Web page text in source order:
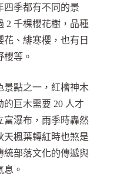
四季都有不同的景
2 千棵櫻花樹，品種
、緋寒櫻，也有日
等。
景點之一，紅檜神木
巨木需要 20 人才
富瀑布，雨季時轟然
天楓葉轉紅時也煞是
統部落文化的傳遞與
。